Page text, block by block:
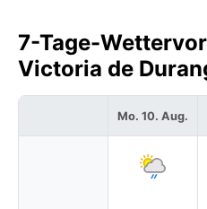
7-Tage-
Victoria de
Mo. 10. Aug.